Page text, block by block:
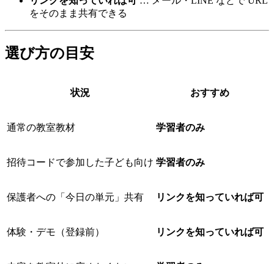
をそのまま共有できる
選び方の目安
状況 おすすめ
通常の教室教材 学習者のみ
招待コードで参加した子ども向け 学習者のみ
保護者への「今日の単元」共有 リンクを知っていれば可
体験・デモ（登録前） リンクを知っていれば可